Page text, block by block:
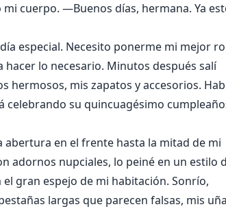
cuerpo. —Buenos días, hermana. Ya
especial. Necesito ponerme mi mejor
lo necesario. Minutos después salí
mis zapatos y accesorios.
celebrando su quincuagésimo
abertura en el frente hasta la mitad de mi
adornos nupciales, lo peiné en un estilo
gran espejo de mi habitación. Sonrío,
largas que parecen falsas, mis